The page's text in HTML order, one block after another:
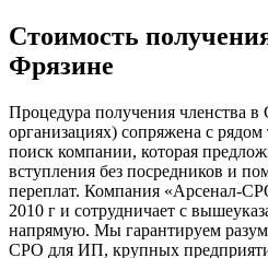
Стоимость
Фрязине
Процедура получения членства
организациях) сопряжена с
поиск компании, которая
вступления без посредников и
переплат. Компания «Арсенал-
2010 г и сотрудничает с
напрямую. Мы гарантируем
СРО для ИП, крупных